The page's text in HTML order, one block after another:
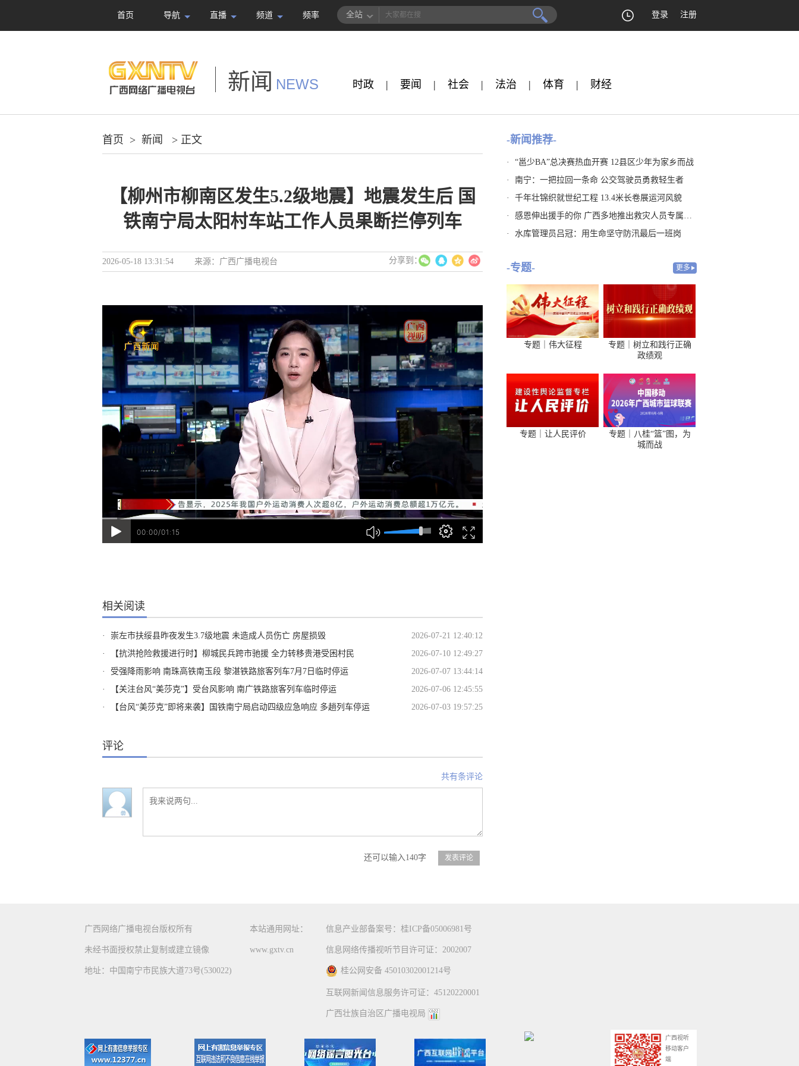
首页 导航 直播 频道 频率 全站 登录 注册
新闻 NEWS 时政 | 要闻 | 社会 | 法治 | 体育 | 财经
首页 > 新闻 > 正文
【柳州市柳南区发生5.2级地震】地震发生后 国
铁南宁局太阳村车站工作人员果断拦停列车
2026-05-18 13:31:54 来源： 广西广播电视台
00:00/01:15
相关阅读
· 崇左市扶绥县昨夜发生3.7级地震 未造成人员伤亡 房屋损毁
2026-07-21 12:40:12
·
【抗洪抢险救援进行时】柳城民兵跨市驰援 全力转移贵港受困村民
2026-07-10 12:49:27
·
受强降雨影响 南珠高铁南玉段 黎湛铁路旅客列车7月7日临时停运
2026-07-07 13:44:14
·
【关注台风“美莎克”】受台风影响 南广铁路旅客列车临时停运
2026-07-06 12:45:55
·
【台风“美莎克”即将来袭】国铁南宁局启动四级应急响应 多趟列车停运 2026-07-03 19:57:25
评论
共有条评论
还可以输入140字
-新闻推荐-
·
“邕少BA”总决赛热血开赛 12县区少年为家乡而战
·
南宁：一把拉回一条命 公交驾驶员勇救轻生者
·
千年壮锦织就世纪工程 13.4米长卷展运河风貌
·
感恩伸出援手的你 广西多地推出救灾人员专属福利
·
水库管理员吕冠：用生命坚守防汛最后一班岗
-专题- 更多
专题｜伟大征程
专题｜树立和践行正确
政绩观
专题｜让人民评价
专题｜八桂“篮”图，为
城而战
广西网络广播电视台版权所有
未经书面授权禁止复制或建立镜像
地址：中国南宁市民族大道73号(530022)
本站通用网址：
www.gxtv.cn
信息产业部备案号：桂ICP备05006981号
信息网络传播视听节目许可证：2002007
桂公网安备 45010302001214号
互联网新闻信息服务许可证：45120220001
广西壮族自治区广播电视局
广西视听
移动客户
端